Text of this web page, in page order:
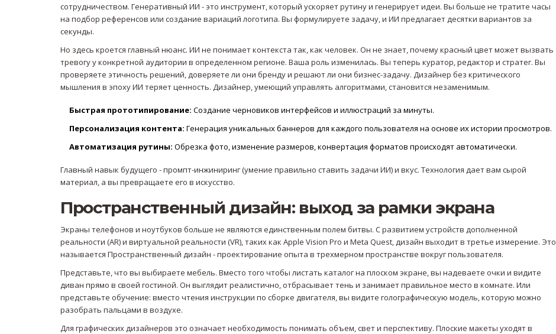
сотрудничеством. Генеративный ИИ - это инструмент, который ускоряет рутину и генерирует идеи. Вы больше не тратите часы
на подбор референсов или создание вариаций логотипа. Вы формулируете задачу, и ИИ предлагает десятки вариантов за
секунды.
Но здесь кроется главный нюанс. ИИ не понимает контекста так, как человек. Он не знает, почему красный цвет может вызвать
тревогу у конкретной аудитории в определенном регионе. Ваша роль изменилась. Вы теперь куратор, редактор и стратег. Вы
проверяете этичность решений, доверяете ли они бренду и решают ли они бизнес-задачу. Дизайнер без критического
мышления в эпоху ИИ теряет ценность. Дизайнер, умеющий управлять алгоритмами, становится незаменимым.
Быстрая прототипирование: Создание черновиков интерфейсов и иллюстраций за минуты.
Персонализация контента: Генерация уникальных баннеров для каждого пользователя на основе их истории просмотров.
Автоматизация рутины: Обрезка фото, изменение размеров, конвертация форматов происходят автоматически.
Главный навык будущего - промпт-инжиниринг (умение правильно ставить задачи ИИ) и вкус. Технология дает вам сырой
материал, а вы превращаете его в искусство.
Пространственный дизайн: выход за рамки экрана
Экраны телефонов и ноутбуков больше не являются единственным полем битвы. С развитием устройств дополненной
реальности (AR) и виртуальной реальности (VR), таких как Apple Vision Pro и Meta Quest, дизайн выходит в третье измерение. Это
называется Пространственный дизайн - проектирование опыта в трехмерном пространстве вокруг пользователя.
Представьте, что вы выбираете мебель. Вместо того чтобы листать каталог на плоском экране, вы надеваете очки и видите
диван прямо в своей гостиной. Он выглядит реалистично, отбрасывает тень и занимает правильное место в комнате. Или
представьте обучение: вместо чтения инструкции по сборке двигателя, вы видите голографическую модель, которую можно
разобрать пальцами в воздухе.
Для графических дизайнеров это означает необходимость понимать объем, свет и перспективу. Плоские макеты уходят в